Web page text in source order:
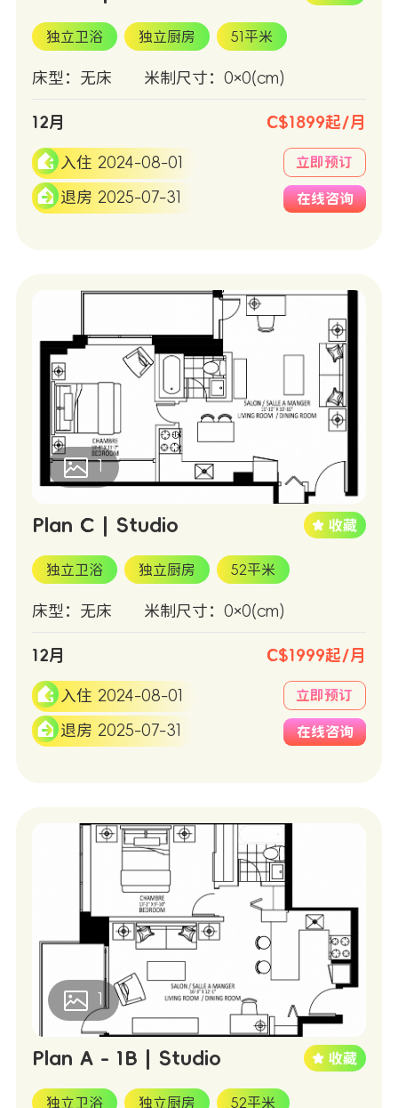
独立卫浴 独立厨房 51平米
床型：无床 米制尺寸：0×0(cm)
12月 C$1899起/月
入住 2024-08-01
退房 2025-07-31
立即预订
在线咨询
1
Plan C | Studio
独立卫浴 独立厨房 52平米
床型：无床 米制尺寸：0×0(cm)
12月 C$1999起/月
入住 2024-08-01
退房 2025-07-31
立即预订
在线咨询
Plan A - 1B | Studio
独立卫浴 独立厨房 52平米